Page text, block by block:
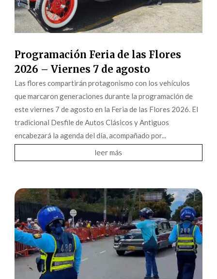
Programación Feria de las Flores
2026 – Viernes 7 de agosto
Las flores compartirán protagonismo con los vehículos
que marcaron generaciones durante la programación de
este viernes 7 de agosto en la Feria de las Flores 2026. El
tradicional Desfile de Autos Clásicos y Antiguos
encabezará la agenda del día, acompañado por...
leer más